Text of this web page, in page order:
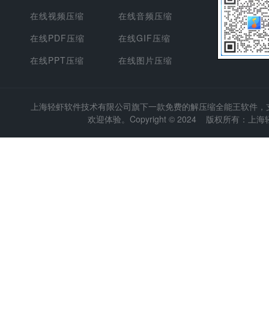
在线视频压缩
在线PDF压缩
在线PPT压缩
在线音频压缩
在线GIF压缩
在线图片压缩
上海轻虾软件技术有限公司旗下一款免费的解压缩全能王软件
欢迎体验。Copyright © 2024 版权所有：上